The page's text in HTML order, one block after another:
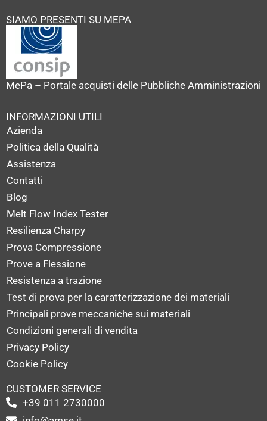
SIAMO PRESENTI SU MEPA
MePa – Portale acquisti delle Pubbliche Amministrazioni
INFORMAZIONI UTILI
Azienda
Politica della Qualità
Assistenza
Contatti
Blog
Melt Flow Index Tester
Resilienza Charpy
Prova Compressione
Prove a Flessione
Resistenza a trazione
Test di prova per la caratterizzazione dei materiali
Principali prove meccaniche sui materiali
Condizioni generali di vendita
Privacy Policy
Cookie Policy
CUSTOMER SERVICE
+39 011 2730000